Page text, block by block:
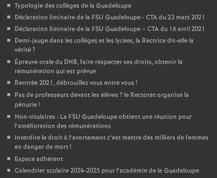
Typologie des collèges de la Guadeloupe
Déclaration liminaire de la FSU Guadeloupe - CTA du 23 mars 2021
Déclaration liminaire de la FSU Guadeloupe – CTA du 16 avril 2021
Demi-jauge dans les collèges et les lycées, la Rectrice dit-elle la
vérité?
Épreuve orale du DNB, faire respecter ses droits, obtenir la
rémunération qui est prévue
Rentrée 2021, débrouillez vous entre vous !
Pas de professeurs devant les élèves ? le Rectorat organise la
pénurie!
Non-titulaires : La FSU Guadeloupe obtient une réunion pour
l’amélioration des rémunérations
Interdire le droit à l’avortement c’est mettre des milliers de femmes
en danger de mort!
Espace adhérent
Calendrier scolaire 2024-2025 pour l’académie de la Guadeloupe